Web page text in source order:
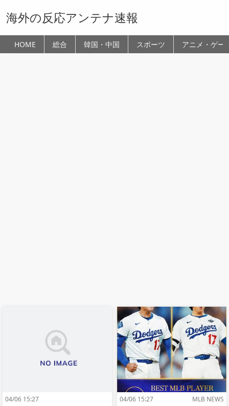
海外の反応アンテナ速報
HOME 総合 韓国・中国 スポーツ アニメ・ゲー
04/06 15:27 04/06 15:27 MLB NEWS